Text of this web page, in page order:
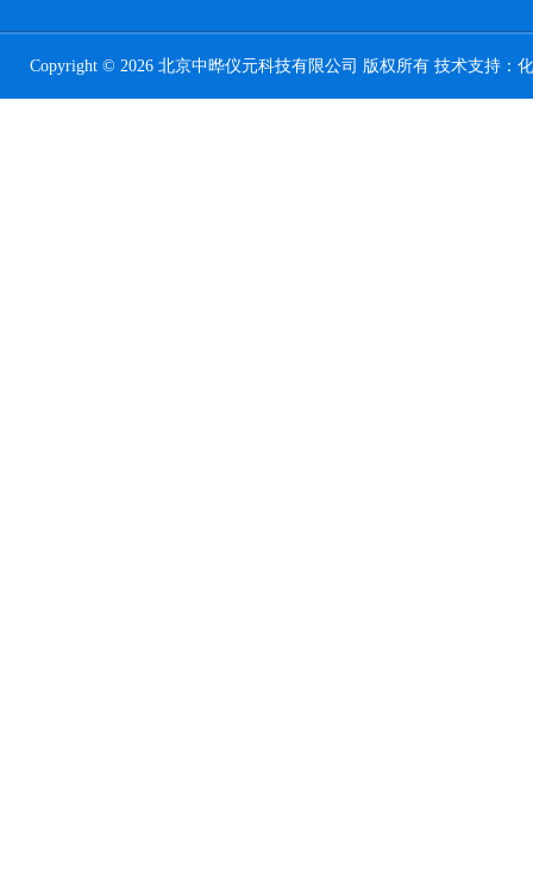
Copyright © 2026 北京中晔仪元科技有限公司 版权所有 技术支持：